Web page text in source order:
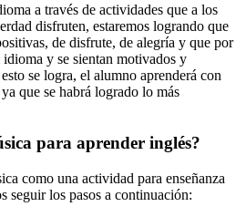
a través de actividades que a los
disfruten, estaremos logrando que
de disfrute, de alegría y que por
y se sientan motivados y
se logra, el alumno aprenderá con
que se habrá logrado lo más
para aprender inglés?
como una actividad para enseñanza
seguir los pasos a continuación: